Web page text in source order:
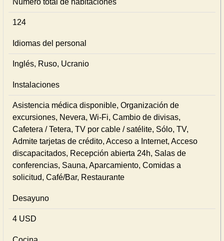
Número total de habitaciones
124
Idiomas del personal
Inglés, Ruso, Ucranio
Instalaciones
Asistencia médica disponible, Organización de
excursiones, Nevera, Wi-Fi, Cambio de divisas,
Cafetera / Tetera, TV por cable / satélite, Sólo, TV,
Admite tarjetas de crédito, Acceso a Internet, Acceso
discapacitados, Recepción abierta 24h, Salas de
conferencias, Sauna, Aparcamiento, Comidas a
solicitud, Café/Bar, Restaurante
Desayuno
4 USD